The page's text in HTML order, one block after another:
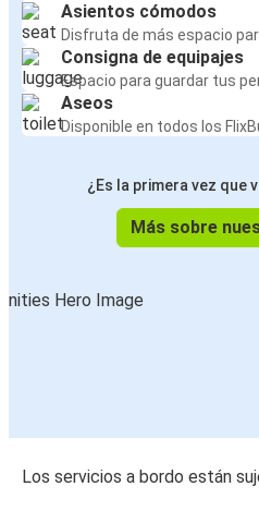
Asientos cómodos
Disfruta de más espacio
Consigna de equipajes
Espacio para guardar tus
Aseos
Disponible en todos los
¿Es la primera vez que
Más sobre
Los servicios a bordo están